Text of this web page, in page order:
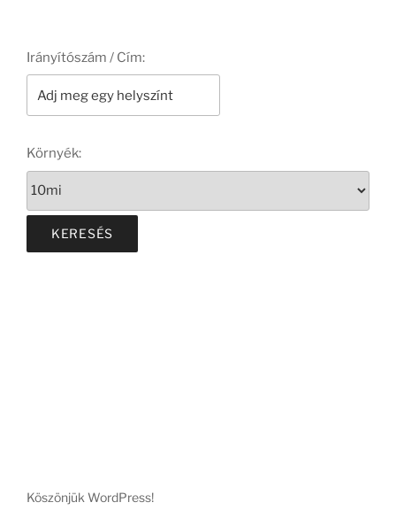
Irányítószám / Cím:
Környék:
Köszönjük WordPress!